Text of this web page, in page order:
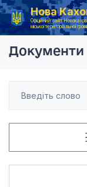
Нова
Офіційний сайт
міської територіальної
Головна
Документи